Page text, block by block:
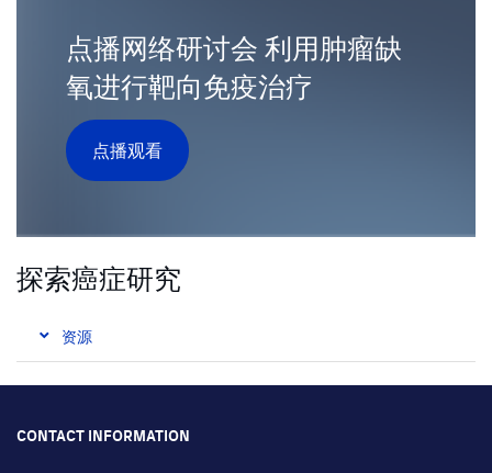
点播网络研讨会 利用肿瘤缺
氧进行靶向免疫治疗
点播观看
探索癌症研究
资源
CONTACT INFORMATION